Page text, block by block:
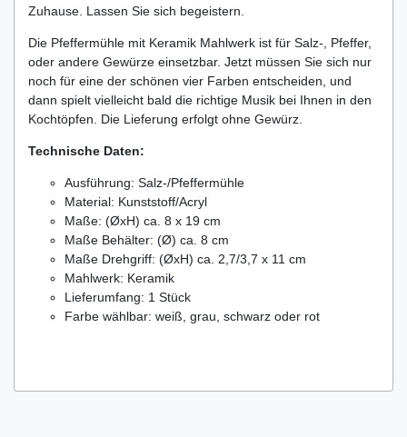
Zuhause. Lassen Sie sich begeistern.
Die Pfeffermühle mit Keramik Mahlwerk ist für Salz-, Pfeffer,
oder andere Gewürze einsetzbar. Jetzt müssen Sie sich nur
noch für eine der schönen vier Farben entscheiden, und
dann spielt vielleicht bald die richtige Musik bei Ihnen in den
Kochtöpfen. Die Lieferung erfolgt ohne Gewürz.
Technische Daten:
Ausführung: Salz-/Pfeffermühle
Material: Kunststoff/Acryl
Maße: (ØxH) ca. 8 x 19 cm
Maße Behälter: (Ø) ca. 8 cm
Maße Drehgriff: (ØxH) ca. 2,7/3,7 x 11 cm
Mahlwerk: Keramik
Lieferumfang: 1 Stück
Farbe wählbar: weiß, grau, schwarz oder rot